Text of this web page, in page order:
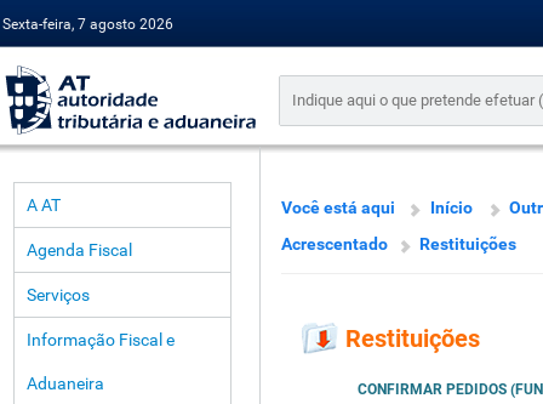
Sexta-feira, 7 agosto 2026
A AT
Agenda Fiscal
Serviços
Informação Fiscal e
Aduaneira
Você está aqui Início
Acrescentado
Restituições
Restituições
CONFIRMAR PEDIDOS